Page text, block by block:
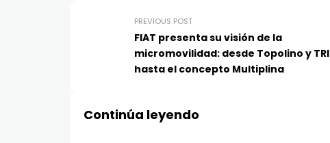
PREVIOUS POST
FIAT presenta su visión de la
micromovilidad: desde Topolino y
hasta el concepto Multiplina
Continúa leyendo